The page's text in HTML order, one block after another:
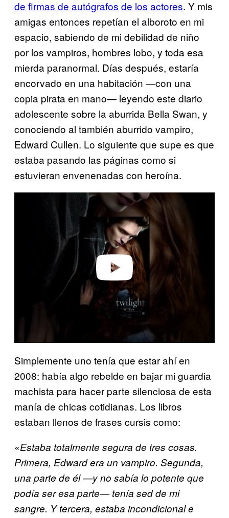
de firmas de autógrafos de los actores. Y mis
amigas entonces repetían el alboroto en mi
espacio, sabiendo de mi debilidad de niño
por los vampiros, hombres lobo, y toda esa
mierda paranormal. Días después, estaría
encorvado en una habitación —con una
copia pirata en mano— leyendo este diario
adolescente sobre la aburrida Bella Swan, y
conociendo al también aburrido vampiro,
Edward Cullen. Lo siguiente que supe es que
estaba pasando las páginas como si
estuvieran envenenadas con heroína.
Simplemente uno tenía que estar ahí en
2008: había algo rebelde en bajar mi guardia
machista para hacer parte silenciosa de esta
manía de chicas cotidianas. Los libros
estaban llenos de frases cursis como:
«Estaba totalmente segura de tres cosas.
Primera, Edward era un vampiro. Segunda,
una parte de él —y no sabía lo potente que
podía ser esa parte— tenía sed de mi
sangre. Y tercera, estaba incondicional e